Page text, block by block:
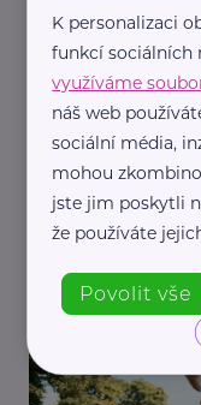
Reklama
TUGI: Malý
K personalizaci
funkcí sociálních
využíváme
náš web
sociální média,
mohou
jste jim poskytli
že používáte
Povolit vše